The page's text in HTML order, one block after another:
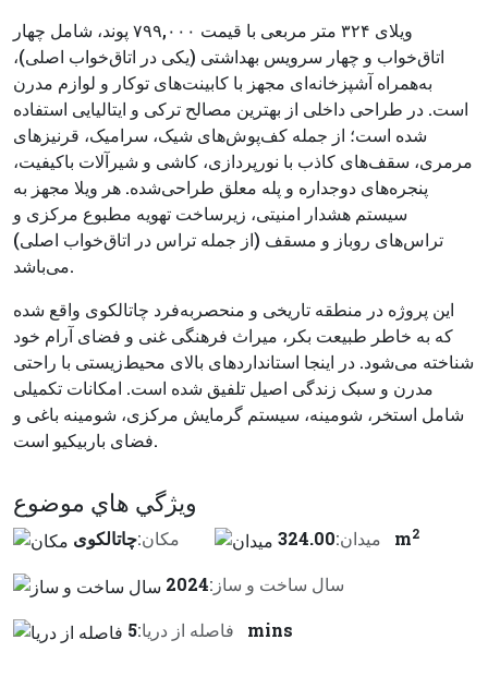
ویلای ۳۲۴ متر مربعی با قیمت ۷۹۹,۰۰۰ پوند، شامل چهار
اتاق‌خواب و چهار سرویس بهداشتی (یکی در اتاق‌خواب اصلی)،
به‌همراه آشپزخانه‌ای مجهز با کابینت‌های توکار و لوازم مدرن
است. در طراحی داخلی از بهترین مصالح ترکی و ایتالیایی استفاده
شده است؛ از جمله کف‌پوش‌های شیک، سرامیک، قرنیزهای
مرمری، سقف‌های کاذب با نورپردازی، کاشی و شیرآلات باکیفیت،
پنجره‌های دوجداره و پله معلق طراحی‌شده. هر ویلا مجهز به
سیستم هشدار امنیتی، زیرساخت تهویه مطبوع مرکزی و
تراس‌های روباز و مسقف (از جمله تراس در اتاق‌خواب اصلی)
می‌باشد.
این پروژه در منطقه تاریخی و منحصربه‌فرد چاتالکوی واقع شده
که به خاطر طبیعت بکر، میراث فرهنگی غنی و فضای آرام خود
شناخته می‌شود. در اینجا استانداردهای بالای محیط‌زیستی با راحتی
مدرن و سبک زندگی اصیل تلفیق شده است. امکانات تکمیلی
شامل استخر، شومینه، سیستم گرمایش مرکزی، شومینه باغی و
فضای باربیکیو است.
ويژگي هاي موضوع
مكان:چاتالکوی ميدان: 324.00 m2
سال ساخت و ساز:2024
فاصله از دريا:
5 mins